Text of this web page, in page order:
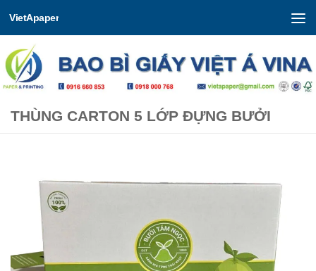
Skip to content
VietApaper
THÙNG CARTON 5 LỚP ĐỰNG BƯỞI